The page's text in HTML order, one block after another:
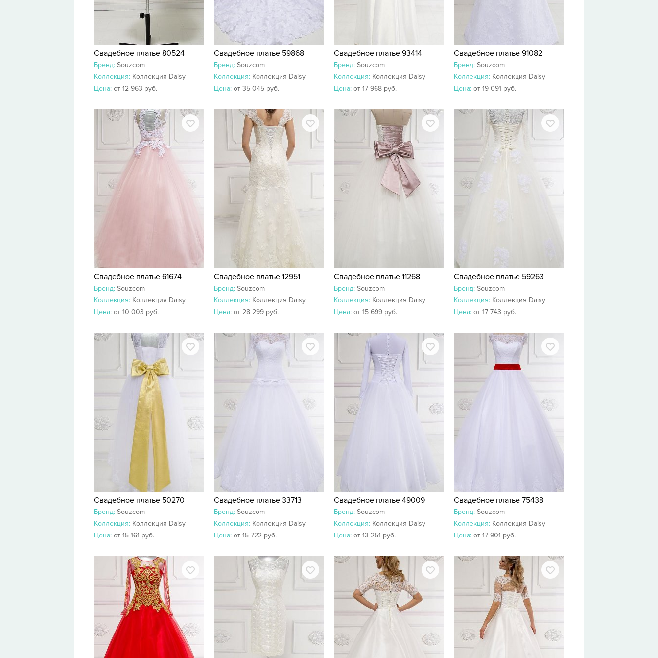
Свадебное платье 80524
Бренд: Souzcom
Коллекция: Коллекция Daisy
Цена: от 12 963 руб.
Свадебное платье 59868
Бренд: Souzcom
Коллекция: Коллекция Daisy
Цена: от 35 045 руб.
Свадебное платье 93414
Бренд: Souzcom
Коллекция: Коллекция Daisy
Цена: от 17 968 руб.
Свадебное платье 91082
Бренд: Souzcom
Коллекция: Коллекция Daisy
Цена: от 19 091 руб.
Свадебное платье 61674
Бренд: Souzcom
Коллекция: Коллекция Daisy
Цена: от 10 003 руб.
Свадебное платье 12951
Бренд: Souzcom
Коллекция: Коллекция Daisy
Цена: от 28 299 руб.
Свадебное платье 11268
Бренд: Souzcom
Коллекция: Коллекция Daisy
Цена: от 15 699 руб.
Свадебное платье 59263
Бренд: Souzcom
Коллекция: Коллекция Daisy
Цена: от 17 743 руб.
Свадебное платье 50270
Бренд: Souzcom
Коллекция: Коллекция Daisy
Цена: от 15 161 руб.
Свадебное платье 33713
Бренд: Souzcom
Коллекция: Коллекция Daisy
Цена: от 15 722 руб.
Свадебное платье 49009
Бренд: Souzcom
Коллекция: Коллекция Daisy
Цена: от 13 251 руб.
Свадебное платье 75438
Бренд: Souzcom
Коллекция: Коллекция Daisy
Цена: от 17 901 руб.